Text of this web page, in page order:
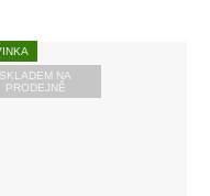
SKLADEM NA
PRODEJNĚ